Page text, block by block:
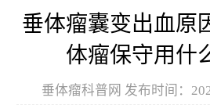
垂体瘤囊变出血原
体瘤保守用什
垂体瘤科普网 发布时间：